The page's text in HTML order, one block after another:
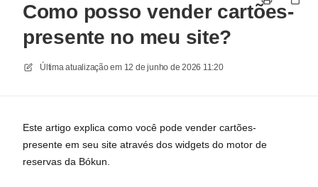
Como posso vender cartões-
presente no meu site?
Última atualização em 12 de junho de 2026 11:20
Este artigo explica como você pode vender cartões-
presente em seu site através dos widgets do motor de
reservas da Bókun.